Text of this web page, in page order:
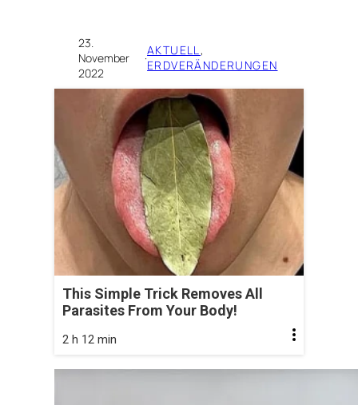
23.
November
2022
·AKTUELL
ERDVERÄNDERUNGEN
This Simple Trick Removes All
Parasites From Your Body!
2 h 12 min